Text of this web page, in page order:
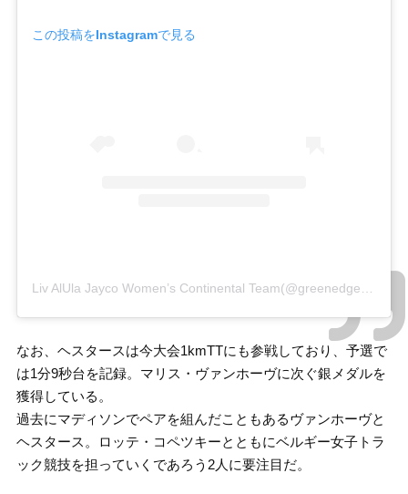
この投稿をInstagramで見る
なお、ヘスタースは今大会1kmTTにも参戦しており、予選で
は1分9秒台を記録。マリス・ヴァンホーヴに次ぐ銀メダルを
獲得している。
過去にマディソンでペアを組んだこともあるヴァンホーヴと
ヘスタース。ロッテ・コペツキーとともにベルギー女子トラ
ック競技を担っていくであろう2人に要注目だ。